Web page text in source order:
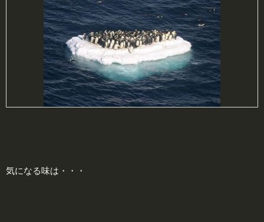
気になる味は・・・